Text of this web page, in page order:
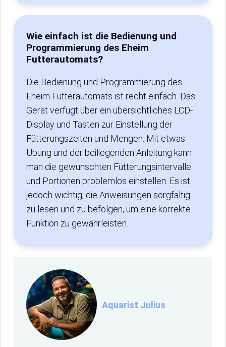
Wie einfach ist die Bedienung und
Programmierung des Eheim
Futterautomats?
Die Bedienung und Programmierung des
Eheim Futterautomats ist recht einfach. Das
Gerät verfügt über ein übersichtliches LCD-
Display und Tasten zur Einstellung der
Fütterungszeiten und Mengen. Mit etwas
Übung und der beiliegenden Anleitung kann
man die gewünschten Fütterungsintervalle
und Portionen problemlos einstellen. Es ist
jedoch wichtig, die Anweisungen sorgfältig
zu lesen und zu befolgen, um eine korrekte
Funktion zu gewährleisten.
Aquarist Julius